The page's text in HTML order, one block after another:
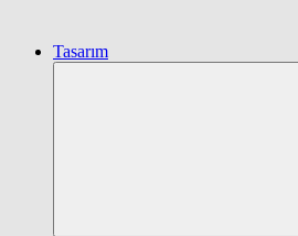
Tasarım